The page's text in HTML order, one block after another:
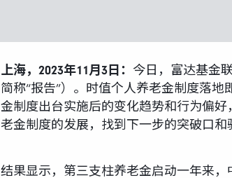
上海，2023年11月3日： 今日，富达基金
简称“报告”）。时值个人养老金制度落
金制度出台实施后的变化趋势和行为偏
老金制度的发展，找到下一步的突破口和
结果显示，第三支柱养老金启动一年来，